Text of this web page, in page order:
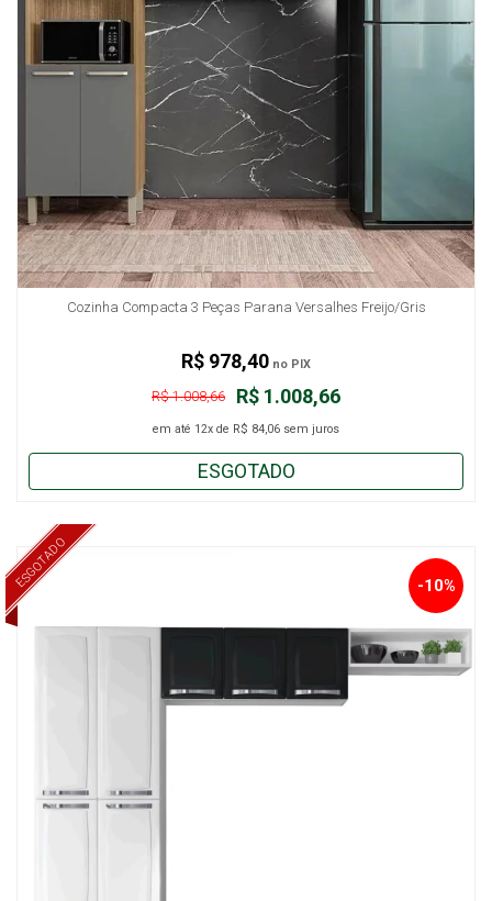
Cozinha Compacta 3 Peças Parana Versalhes Freijo/Gris
R$ 1.008,66
R$ 1.008,66
em até 12x de R$ 84,06 sem juros
R$ 978,40 no PIX
ESGOTADO
ESGOTADO -10%